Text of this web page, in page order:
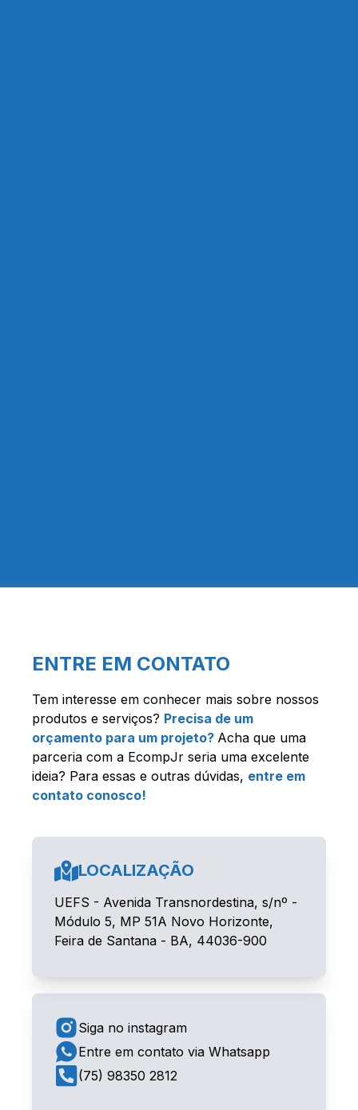
ENTRE EM CONTATO
Tem interesse em conhecer mais sobre nossos
produtos e serviços? Precisa de um
orçamento para um projeto? Acha que uma
parceria com a EcompJr seria uma excelente
ideia? Para essas e outras dúvidas, entre em
contato conosco!
LOCALIZAÇÃO
UEFS - Avenida Transnordestina, s/nº -
Módulo 5, MP 51A Novo Horizonte,
Feira de Santana - BA, 44036-900
Siga no instagram
Entre em contato via Whatsapp
(75) 98350 2812